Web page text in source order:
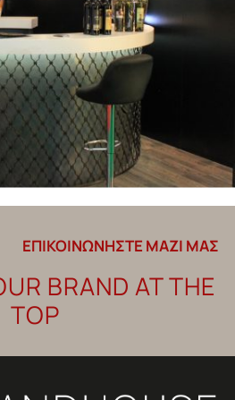
ΕΠΙΚΟΙΝΩΝΗΣΤΕ ΜΑΖΙ ΜΑΣ
BRAND AT THE
TOP